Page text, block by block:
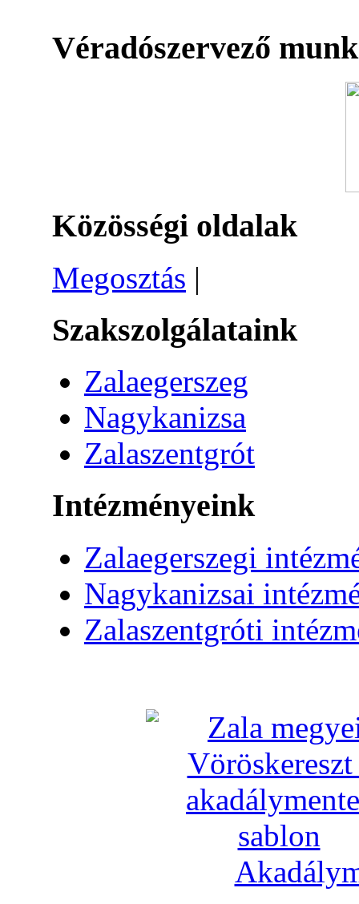
Véradószervező
Közösségi oldalak
Megosztás |
Szakszolgálataink
Zalaegerszeg
Nagykanizsa
Zalaszentgrót
Intézményeink
Zalaegerszegi
Nagykanizsai
Zalaszentgróti